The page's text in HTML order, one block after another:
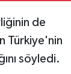
de
Türkiye'nin
söyledi.